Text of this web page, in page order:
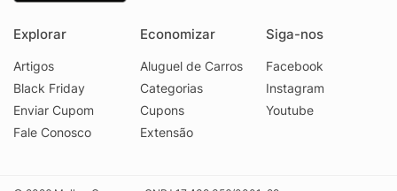
Explorar
Artigos
Black Friday
Enviar Cupom
Fale Conosco
Economizar
Aluguel de Carros
Categorias
Cupons
Extensão
Siga-nos
Facebook
Instagram
Youtube